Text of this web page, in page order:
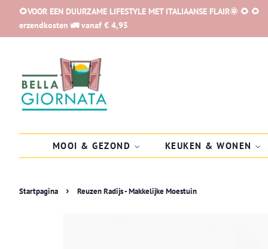
🌻VOOR EEN DUURZAME LIFESTYLE MET ITALIAANSE FLAIR🌞 🌻 🌻
erzendkosten 🚛 vanaf € 4,95
MOOI & GEZOND KEUKEN & WONEN
Startpagina › Reuzen Radijs - Makkelijke Moestuin